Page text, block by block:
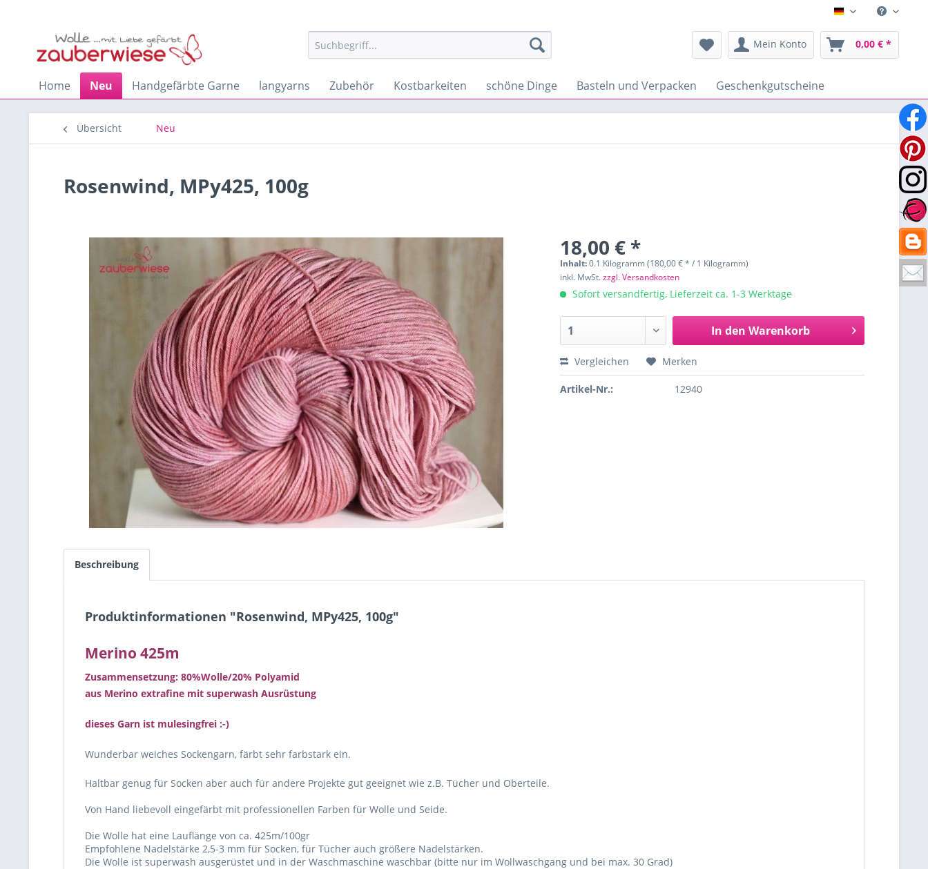
Deutsch
Mein Konto 0,00 € *
Home Neu Handgefärbte Garne langyarns Zubehör Kostbarkeiten schöne Dinge Basteln und Verpacken Geschenkgutscheine
Übersicht Neu
Rosenwind, MPy425, 100g
18,00 € *
Inhalt:0.1 Kilogramm (180,00 € * / 1 Kilogramm)
inkl. MwSt.zzgl. Versandkosten
Sofort versandfertig, Lieferzeit ca. 1-3 Werktage
In den Warenkorb
Vergleichen Merken
Artikel-Nr.: 12940
Beschreibung
Produktinformationen "Rosenwind, MPy425, 100g"
Merino 425m
Zusammensetzung: 80%Wolle/20% Polyamid
aus Merino extrafine mit superwash Ausrüstung
dieses Garn ist mulesingfrei :-)
Wunderbar weiches Sockengarn, färbt sehr farbstark ein.
Haltbar genug für Socken aber auch für andere Projekte gut geeignet wie z.B. Tücher und Oberteile.
Von Hand liebevoll eingefärbt mit professionellen Farben für Wolle und Seide.
Die Wolle hat eine Lauflänge von ca. 425m/100gr
Empfohlene Nadelstärke 2,5-3 mm für Socken, für Tücher auch größere Nadelstärken.
Die Wolle ist superwash ausgerüstet und in der Waschmaschine waschbar (bitte nur im Wollwaschgang und bei max. 30 Grad)